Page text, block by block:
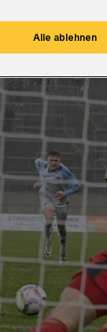
Alle ablehnen